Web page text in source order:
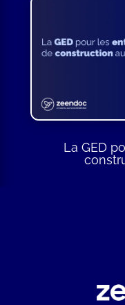
La GED